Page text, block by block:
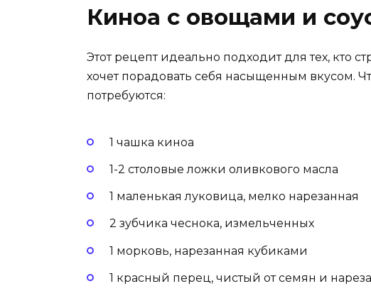
Киноа с овощами и
Этот рецепт идеально подходит для тех, кто
хочет порадовать себя насыщенным вкусом.
потребуются:
1 чашка киноа
1-2 столовые ложки оливкового масла
1 маленькая луковица, мелко нарезанная
2 зубчика чеснока, измельченных
1 морковь, нарезанная кубиками
1 красный перец, чистый от семян и